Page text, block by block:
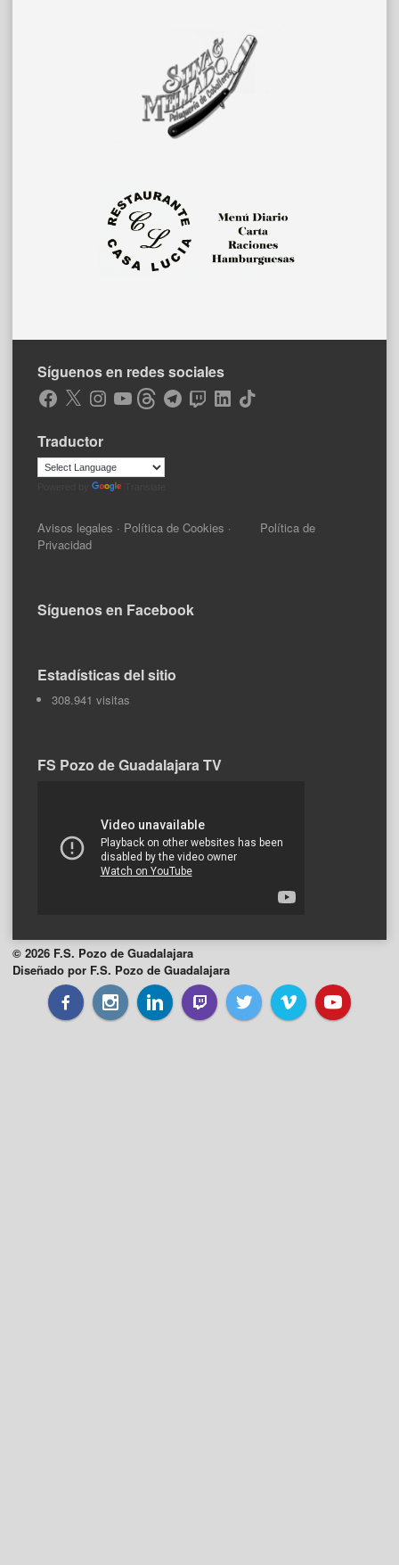
Síguenos en redes sociales
Facebook
X Instagram
YouTubeThreadsTelegramTwitchLinkedIn
TikTok
Traductor
Avisos legales · Política de Cookies · Política de
Privacidad
Síguenos en Facebook
Estadísticas del sitio
308.941 visitas
FS Pozo de Guadalajara TV
© 2026 F.S. Pozo de Guadalajara
Diseñado por F.S. Pozo de Guadalajara